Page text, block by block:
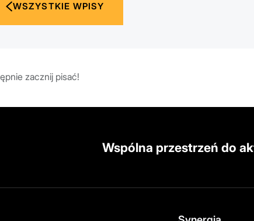
WSZYSTKIE WPISY
zacznij pisać!
Wspólna przestrzeń do